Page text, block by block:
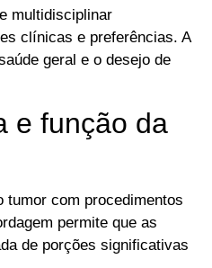
multidisciplinar
clínicas e preferências. A
geral e o desejo de
e função da
com procedimentos
permite que as
de porções significativas